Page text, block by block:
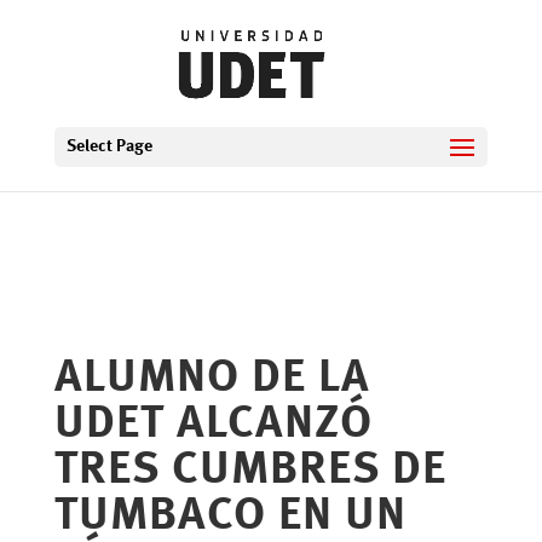
Select Page
ALUMNO DE LA
UDET ALCANZÓ
TRES CUMBRES DE
TUMBACO EN UN